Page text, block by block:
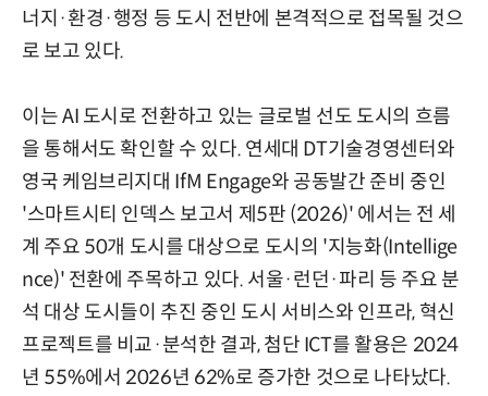
너지·환경·행정 등 도시 전반에 본격적으로 접목될 것으
로 보고 있다.
이는 AI 도시로 전환하고 있는 글로벌 선도 도시의 흐름
을 통해서도 확인할 수 있다. 연세대 DT기술경영센터와
영국 케임브리지대 IfM Engage와 공동발간 준비 중인
'스마트시티 인덱스 보고서 제5판 (2026)' 에서는 전 세
계 주요 50개 도시를 대상으로 도시의 '지능화(Intellige
nce)' 전환에 주목하고 있다. 서울·런던·파리 등 주요 분
석 대상 도시들이 추진 중인 도시 서비스와 인프라, 혁신
프로젝트를 비교·분석한 결과, 첨단 ICT를 활용은 2024
년 55%에서 2026년 62%로 증가한 것으로 나타났다.